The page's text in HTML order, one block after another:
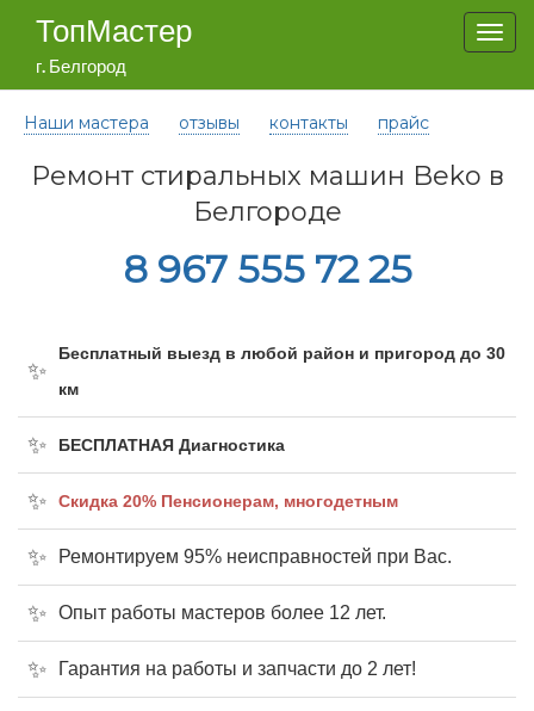
ТопМастер
г. Белгород
Наши мастера отзывы контакты прайс
Ремонт стиральных машин Beko в
Белгороде
8 967 555 72 25
Бесплатный выезд в любой район и пригород до 30
км
БЕСПЛАТНАЯ Диагностика
Cкидка 20% Пенсионерам, многодетным
Ремонтируем 95% неисправностей при Вас.
Опыт работы мастеров более 12 лет.
Гарантия на работы и запчасти до 2 лет!